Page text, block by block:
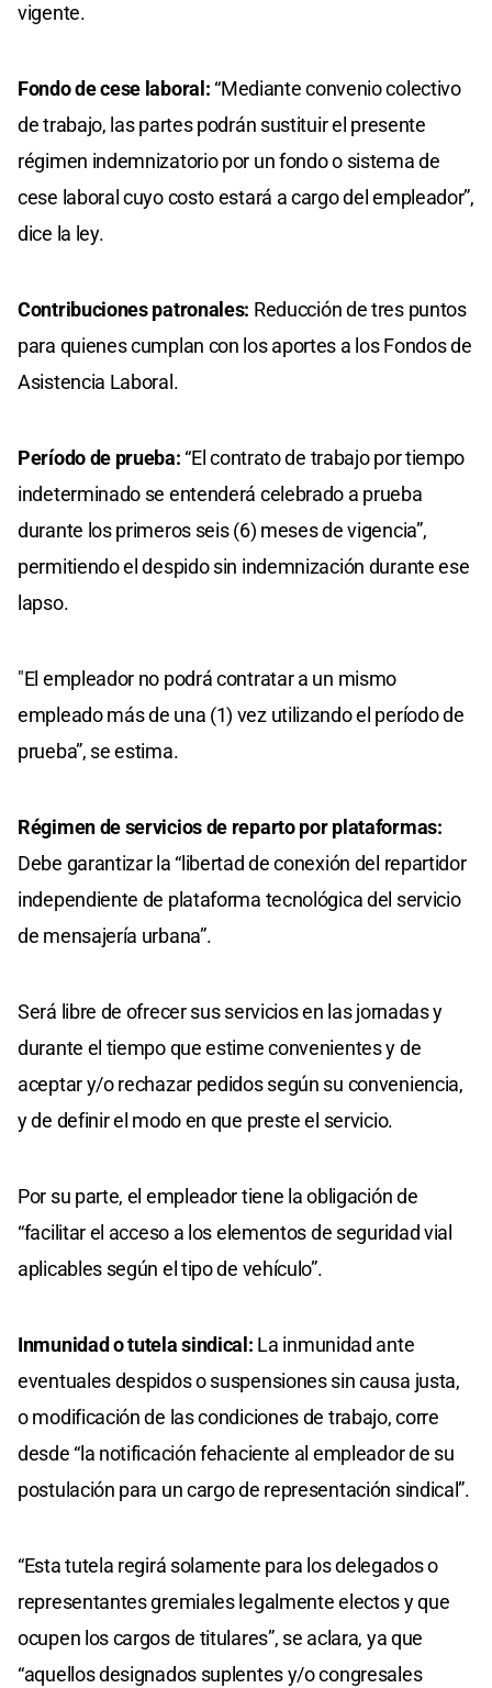
vigente.
Fondo de cese laboral: “Mediante convenio colectivo
de trabajo, las partes podrán sustituir el presente
régimen indemnizatorio por un fondo o sistema de
cese laboral cuyo costo estará a cargo del empleador”,
dice la ley.
Contribuciones patronales: Reducción de tres puntos
para quienes cumplan con los aportes a los Fondos de
Asistencia Laboral.
Período de prueba: “El contrato de trabajo por tiempo
indeterminado se entenderá celebrado a prueba
durante los primeros seis (6) meses de vigencia”,
permitiendo el despido sin indemnización durante ese
lapso.
"El empleador no podrá contratar a un mismo
empleado más de una (1) vez utilizando el período de
prueba”, se estima.
Régimen de servicios de reparto por plataformas:
Debe garantizar la “libertad de conexión del repartidor
independiente de plataforma tecnológica del servicio
de mensajería urbana”.
Será libre de ofrecer sus servicios en las jornadas y
durante el tiempo que estime convenientes y de
aceptar y/o rechazar pedidos según su conveniencia,
y de definir el modo en que preste el servicio.
Por su parte, el empleador tiene la obligación de
“facilitar el acceso a los elementos de seguridad vial
aplicables según el tipo de vehículo”.
Inmunidad o tutela sindical: La inmunidad ante
eventuales despidos o suspensiones sin causa justa,
o modificación de las condiciones de trabajo, corre
desde “la notificación fehaciente al empleador de su
postulación para un cargo de representación sindical”.
“Esta tutela regirá solamente para los delegados o
representantes gremiales legalmente electos y que
ocupen los cargos de titulares”, se aclara, ya que
“aquellos designados suplentes y/o congresales